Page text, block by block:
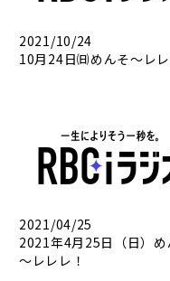
2021/10/24
10月24日㈰めんそ～レ
2021/04/25
2021年4月25日（日）め
～レレレ！